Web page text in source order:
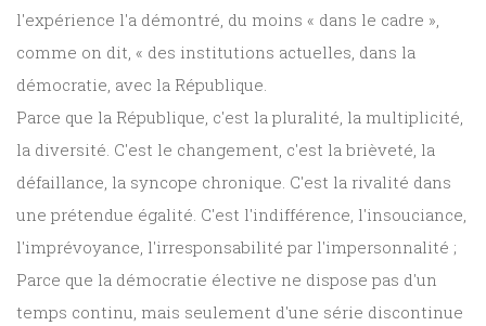
l'expérience l'a démontré, du moins « dans le cadre »,
comme on dit, « des institutions actuelles, dans la
démocratie, avec la République.
Parce que la République, c'est la pluralité, la multiplicité,
la diversité. C'est le changement, c'est la brièveté, la
défaillance, la syncope chronique. C'est la rivalité dans
une prétendue égalité. C'est l'indifférence, l'insouciance,
l'imprévoyance, l'irresponsabilité par l'impersonnalité ;
Parce que la démocratie élective ne dispose pas d'un
temps continu, mais seulement d'une série discontinue